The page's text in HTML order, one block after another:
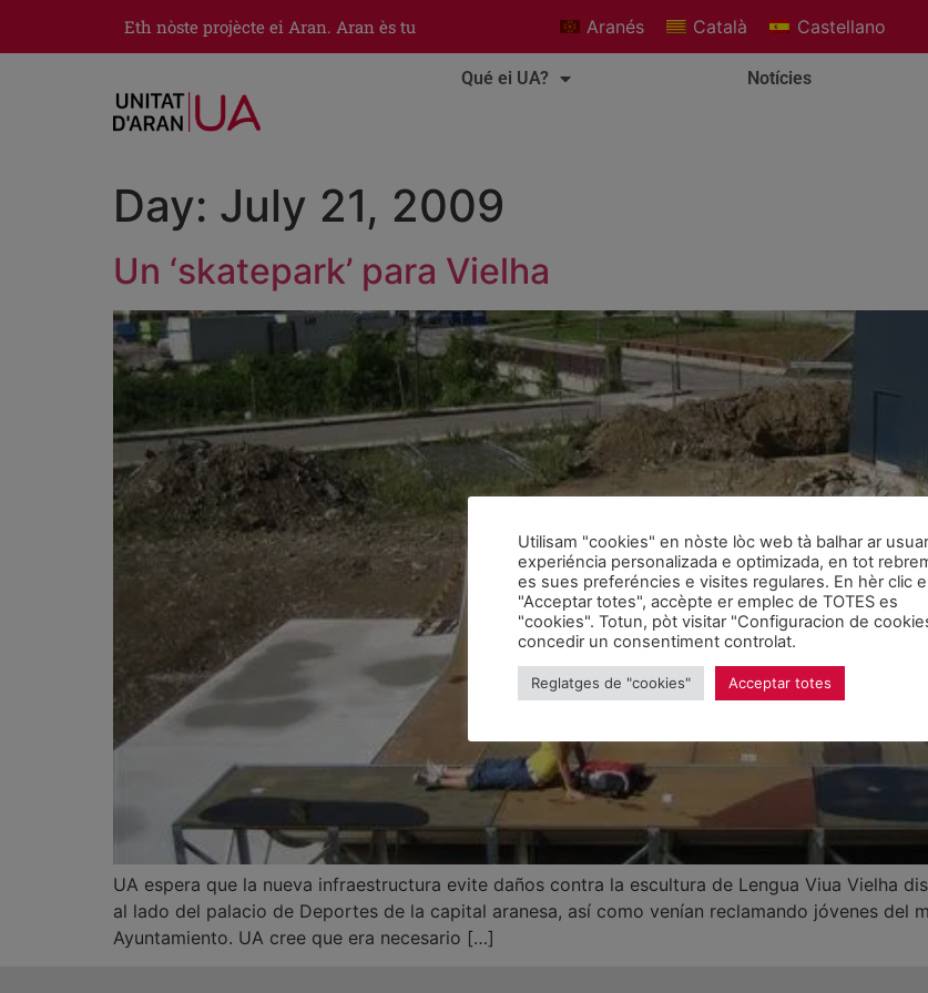
Eth nòste projècte ei Aran. Aran ès tu Aranés Català Castellano
Qué ei UA? Notícies
Day: July 21, 2009
Un ‘skatepark’ para Vielha
UA espera que la nueva infraestructura evite daños contra la escultura de Lengua Viua Vielha
al lado del palacio de Deportes de la capital aranesa, así como venían reclamando jóvenes del
Ayuntamiento. UA cree que era necesario […]
Utilisam "cookies" en nòste lòc web tà balhar ar
experiéncia personalizada e optimizada, en tot
es sues preferéncies e visites regulares. En hèr clic
"Acceptar totes", accèpte er emplec de TOTES es
"cookies". Totun, pòt visitar "Configuracion de
concedir un consentiment controlat.
Reglatges de "cookies" Acceptar totes